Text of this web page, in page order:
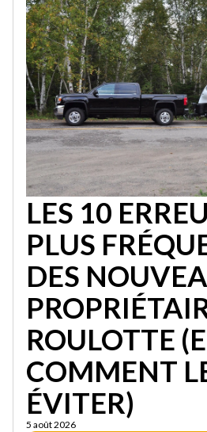
LES 10
PLUS
DES
ROULOTTE
COMMENT
ÉVITER)
5 août 2026